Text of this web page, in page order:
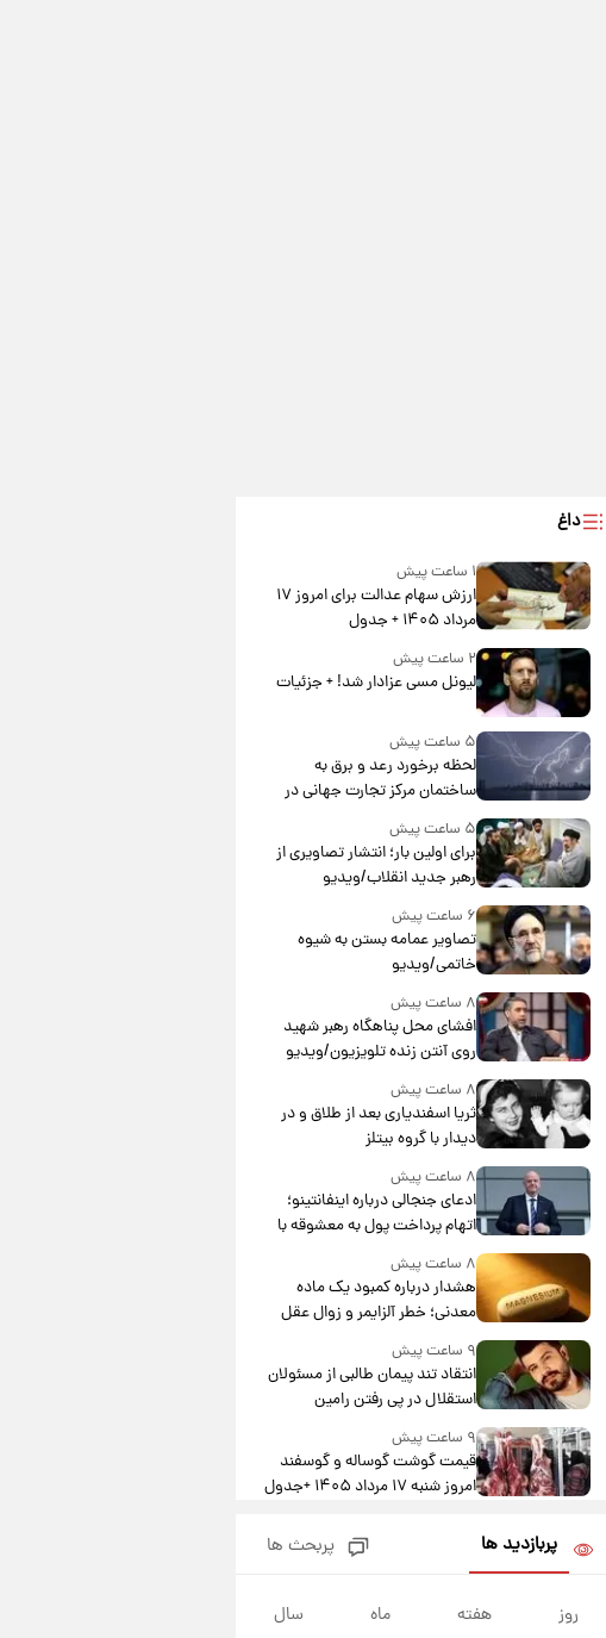
داغ
۱ ساعت پیش
ارزش سهام عدالت برای امروز ۱۷
مرداد ۱۴۰۵ + جدول
۲ ساعت پیش
لیونل مسی عزادار شد! + جزئیات
۵ ساعت پیش
لحظه برخورد رعد و برق به
ساختمان مرکز تجارت جهانی در
آمریکا + فیلم
۵ ساعت پیش
برای اولین بار؛ انتشار تصاویری از
رهبر جدید انقلاب/ویدیو
۶ ساعت پیش
تصاویر عمامه بستن به شیوه
خاتمی/ویدیو
۸ ساعت پیش
افشای محل پناهگاه‌ رهبر شهید
روی آنتن زنده تلویزیون/ویدیو
۸ ساعت پیش
ثریا اسفندیاری بعد از طلاق و در
دیدار با گروه بیتلز
۸ ساعت پیش
ادعای جنجالی درباره اینفانتینو؛
اتهام پرداخت پول به معشوقه با
درآمد یوفا
۸ ساعت پیش
هشدار درباره کمبود یک ماده
معدنی؛ خطر آلزایمر و زوال عقل
افزایش می‌یابد؟
۹ ساعت پیش
انتقاد تند پیمان طالبی از مسئولان
استقلال در پی رفتن رامین
رضاییان+ عکس
۹ ساعت پیش
قیمت گوشت گوساله و گوسفند
امروز شنبه ۱۷ مرداد ۱۴۰۵ +جدول
با قدرتمندترین و بادوام ترین
تانک جهان آشنا شوید+ فیلم
۱۰ ساعت پیش
پربازدید ها پربحث ها
روز هفته ماه سال